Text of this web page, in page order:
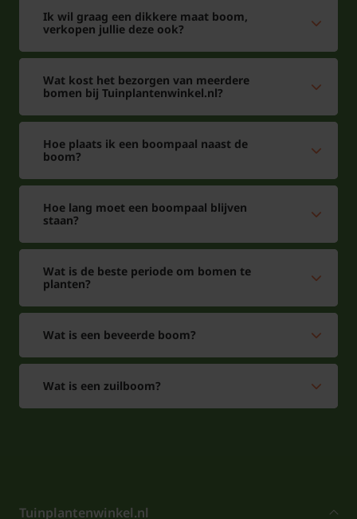
Ik wil graag een dikkere maat boom,
verkopen jullie deze ook?
Wat kost het bezorgen van meerdere
bomen bij Tuinplantenwinkel.nl?
Hoe plaats ik een boompaal naast de
boom?
Hoe lang moet een boompaal blijven
staan?
Wat is de beste periode om bomen te
planten?
Wat is een beveerde boom?
Wat is een zuilboom?
Tuinplantenwinkel.nl